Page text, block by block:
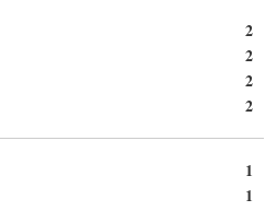
2
2
2
2
1
1